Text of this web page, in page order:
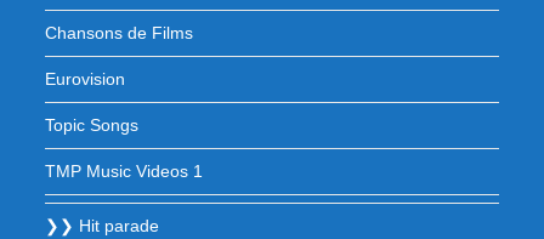
Chansons de Films
Eurovision
Topic Songs
TMP Music Videos 1
❯❯ Hit parade